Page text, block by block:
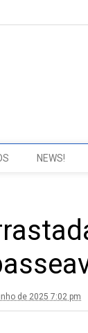
NEWS!
de 2025 7:02 pm